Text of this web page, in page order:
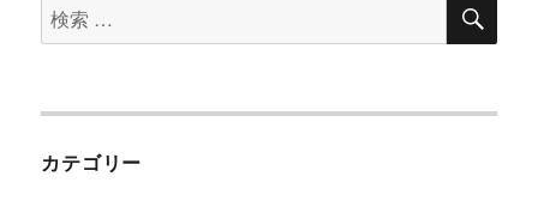
検
索
象:
カテゴリー